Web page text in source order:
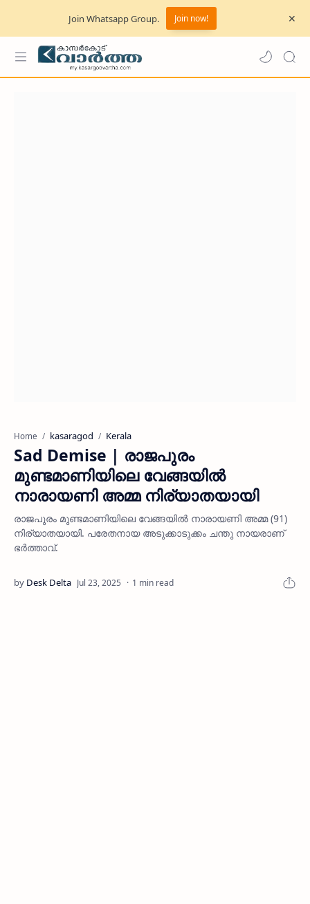
Join Whatsapp Group. Join now!
Home kasaragod Kerala
Sad Demise | രാജപുരം
മുണ്ടമാണിയിലെ വേങ്ങയിൽ
നാരായണി അമ്മ നിര്യാതയായി
രാജപുരം മുണ്ടമാണിയിലെ വേങ്ങയിൽ നാരായണി അമ്മ (91)
നിര്യാതയായി. പരേതനായ അടുക്കാടുക്കം ചന്തു നായരാണ്
ഭർത്താവ്.
1 min read